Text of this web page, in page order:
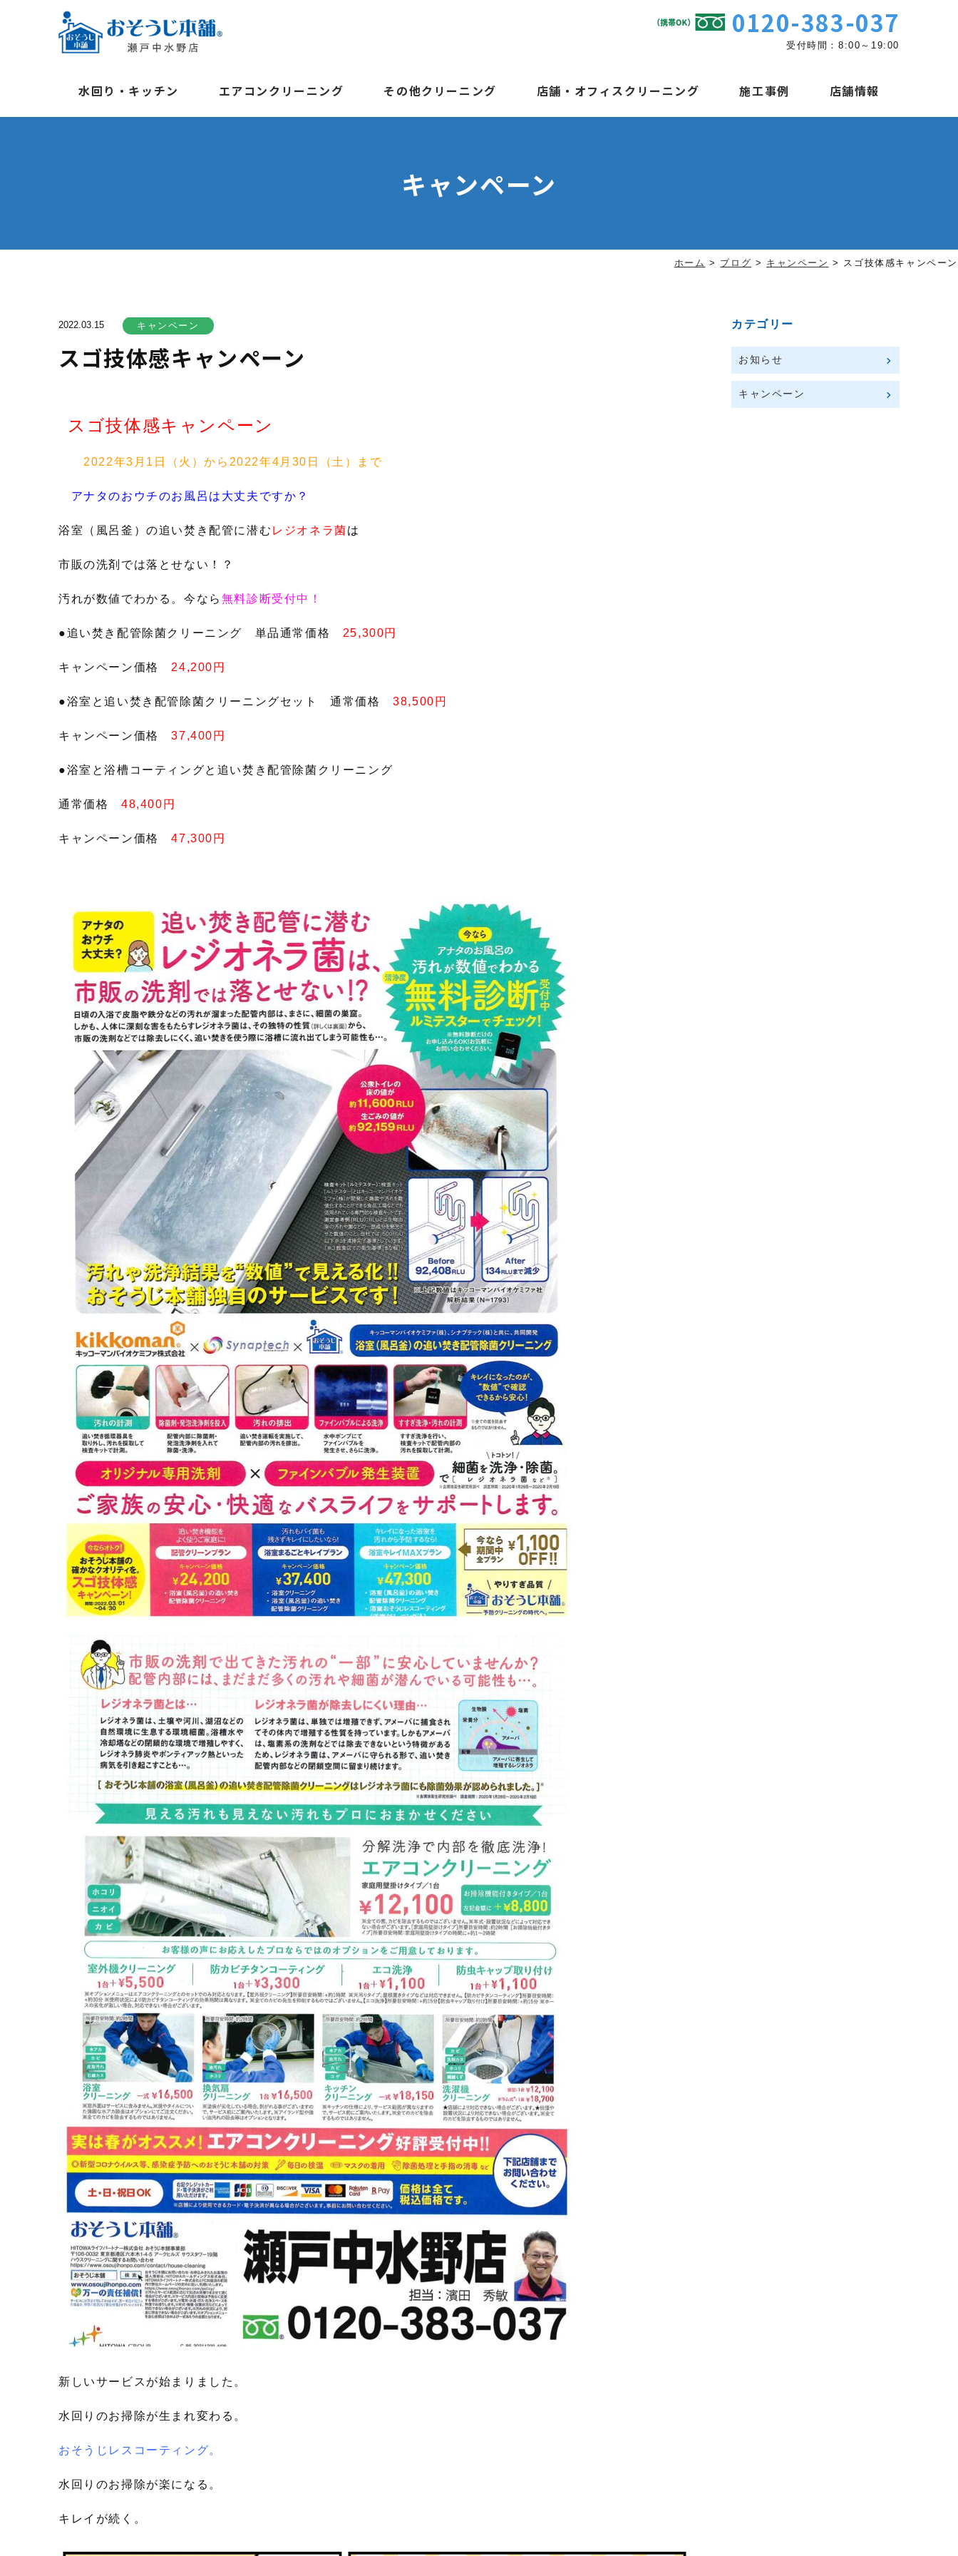
0120-383-037
受付時間：8:00～19:00
水回り・キッチン エアコンクリーニング その他クリーニング 店舗・オフィスクリーニング 施工事例 店舗情報
キャンペーン
ホーム > ブログ > キャンペーン > スゴ技体感キャンペーン
2022.03.15 キャンペーン
スゴ技体感キャンペーン
スゴ技体感キャンペーン
2022年3月1日（火）から2022年4月30日（土）まで
アナタのおウチのお風呂は大丈夫ですか？
浴室（風呂釜）の追い焚き配管に潜む レジオネラ菌は
市販の洗剤では落とせない！？
汚れが数値でわかる。今なら 無料診断受付中！
●追い焚き配管除菌クリーニング 単品通常価格 25,300円
キャンペーン価格 24,200円
●浴室と追い焚き配管除菌クリーニングセット 通常価格38,500円
キャンペーン価格37,400円
●浴室と浴槽コーティングと追い焚き配管除菌クリーニング
通常価格 48,400円
キャンペーン価格47,300円
新しいサービスが始まりました。
水回りのお掃除が生まれ変わる。
おそうじレスコーティング。
水回りのお掃除が楽になる。
キレイが続く。
カテゴリー
お知らせ
キャンペーン